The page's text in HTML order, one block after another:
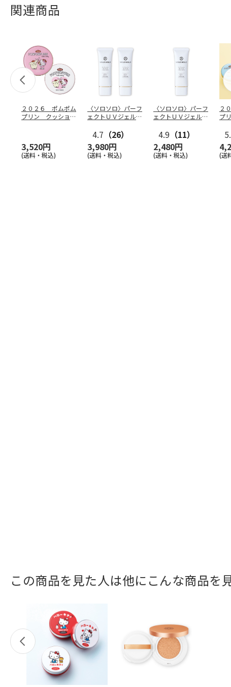
関連商品
２０２６ ポムポム
プリン クッション
3,520円
(送料・税込)
〈ソロソロ〉パーフ
ェクトＵＶジェル
4.7 （26）
3,980円
(送料・税込)
〈ソロソロ〉パーフ
ェクトＵＶジェル
4.9 （11）
2,480円
(送料・税込)
２
プ
フ
個セ
(送
この商品を見た人は他にこんな商品を